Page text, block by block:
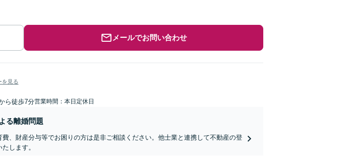
メールでお問い合わせ
を見る
ら徒歩7分営業時間：本日定休日
る離婚問題
、財産分与等でお困りの方は是非ご相談ください。他士業と連携して不動産の登
します。